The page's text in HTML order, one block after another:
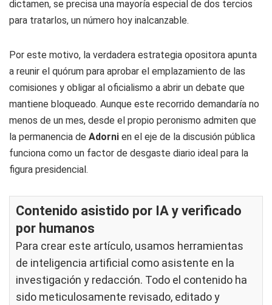
dictamen, se precisa una mayoría especial de dos tercios
para tratarlos, un número hoy inalcanzable.
Por este motivo, la verdadera estrategia opositora apunta
a reunir el quórum para aprobar el emplazamiento de las
comisiones y obligar al oficialismo a abrir un debate que
mantiene bloqueado. Aunque este recorrido demandaría no
menos de un mes, desde el propio peronismo admiten que
la permanencia de Adorni en el eje de la discusión pública
funciona como un factor de desgaste diario ideal para la
figura presidencial.
Contenido asistido por IA y verificado
por humanos
Para crear este artículo, usamos herramientas
de inteligencia artificial como asistente en la
investigación y redacción. Todo el contenido ha
sido meticulosamente revisado, editado y